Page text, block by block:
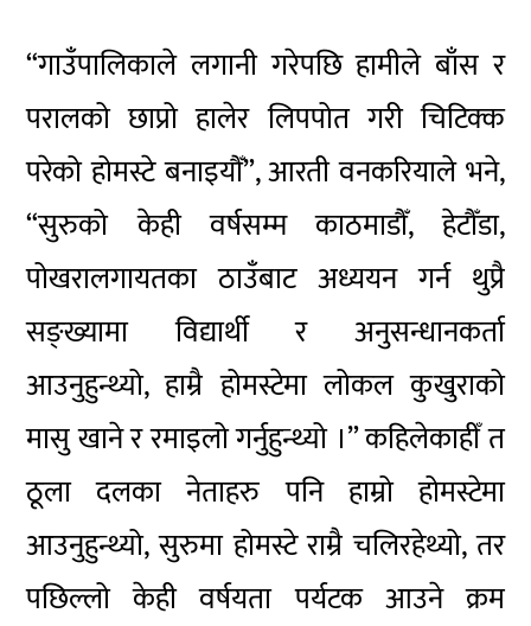
“गाउँपालिकाले लगानी गरेपछि हामीले बाँस र
परालको छाप्रो हालेर लिपपोत गरी चिटिक्क
परेको होमस्टे बनाइयौँ”, आरती वनकरियाले भने,
“सुरुको केही वर्षसम्म काठमाडौँ, हेटौँडा,
पोखरालगायतका ठाउँबाट अध्ययन गर्न थुप्रै
सङ्ख्यामा विद्यार्थी र अनुसन्धानकर्ता
आउनुहुन्थ्यो, हाम्रै होमस्टेमा लोकल कुखुराको
मासु खाने र रमाइलो गर्नुहुन्थ्यो ।” कहिलेकाहीँ त
ठूला दलका नेताहरु पनि हाम्रो होमस्टेमा
आउनुहुन्थ्यो, सुरुमा होमस्टे राम्रै चलिरहेथ्यो, तर
पछिल्लो केही वर्षयता पर्यटक आउने क्रम